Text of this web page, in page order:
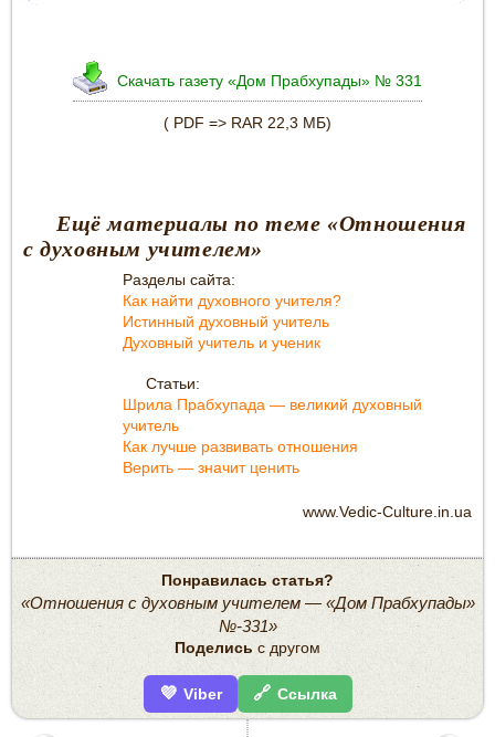
Скачать газету «Дом Прабхупады» № 331
( PDF => RAR 22,3 МБ)
Ещё материалы по теме «Отношения
с духовным учителем»
Разделы сайта:
Как найти духовного учителя?
Истинный духовный учитель
Духовный учитель и ученик
Статьи:
Шрила Прабхупада — великий духовный
учитель
Как лучше развивать отношения
Верить — значит ценить
www.Vedic-Culture.in.ua
Понравилась статья?
«Отношения с духовным учителем — «Дом Прабхупады»
№-331»
Поделись с другом
💜 Viber 🔗 Ссылка